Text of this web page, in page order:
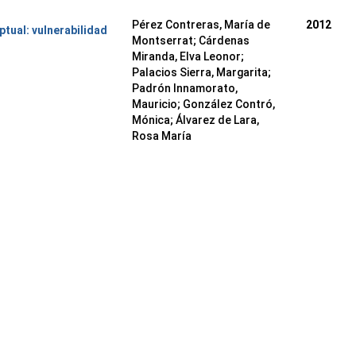
vulnerabilidad
Pérez Contreras, María de
Montserrat; Cárdenas
Miranda, Elva Leonor;
Palacios Sierra, Margarita;
Padrón Innamorato,
Mauricio; González Contró,
Mónica; Álvarez de Lara,
Rosa María
2012